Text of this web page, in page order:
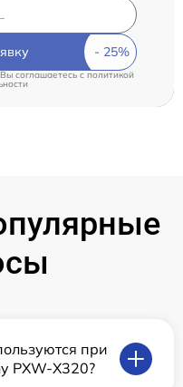
соглашаетесь cполитикой
при
PXW-X320?